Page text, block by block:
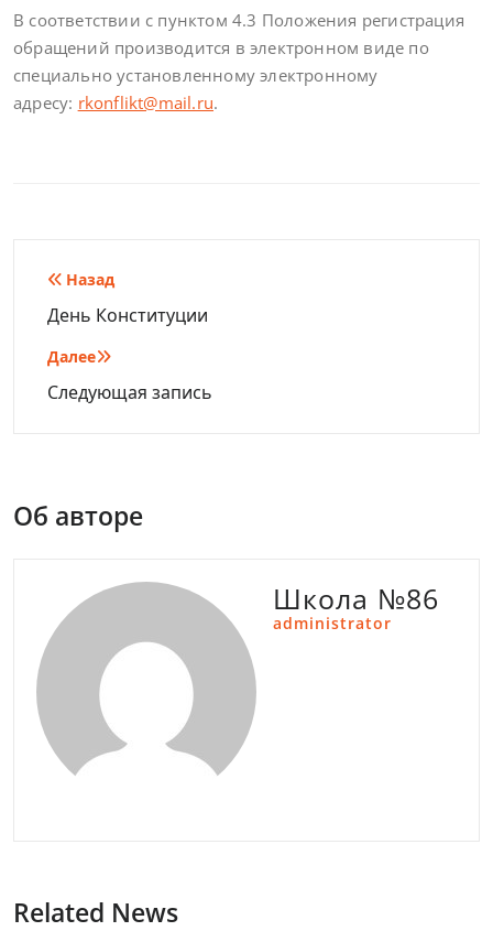
В соответствии с пунктом 4.3 Положения регистрация
обращений производится в электронном виде по
специально установленному электронному
адресу: rkonflikt@mail.ru.
Навигация
по
записям
Назад
День Конституции
Далее
Следующая запись
Об авторе
Школа №86
administrator
Related News